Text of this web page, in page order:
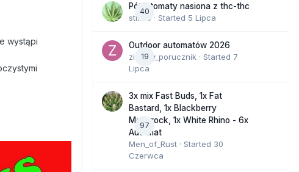
wystąpi
40
Półautomaty nasiona z thc-thc
stix33 · Started 5 Lipca
19
Outdoor automatów 2026
zielony_porucznik · Started 7
Lipca
97
3x mix Fast Buds, 1x Fat
Bastard, 1x Blackberry
Moonrock, 1x White Rhino - 6x
Automat
Men_of_Rust · Started 30
Czerwca